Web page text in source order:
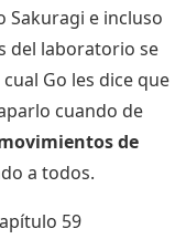
Sakuragi e incluso
del laboratorio se
Go les dice que
cuando de
de
a todos.